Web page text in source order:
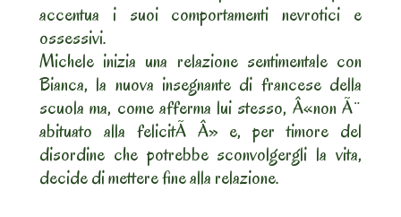
accentua i suoi comportamenti nevrotici e
ossessivi.
Michele inizia una relazione sentimentale con
Bianca, la nuova insegnante di francese della
scuola ma, come afferma lui stesso, Â«non Ã¨
abituato alla felicitÃ Â» e, per timore del
disordine che potrebbe sconvolgergli la vita,
decide di mettere fine alla relazione.